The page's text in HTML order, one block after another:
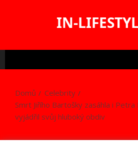
IN-
Domů
Celebrity
Smrt Jiřího Bartošky zasáhla i
vyjádřil svůj hluboký obdiv